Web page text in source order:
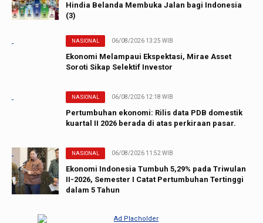
Hindia Belanda Membuka Jalan bagi Indonesia
(3)
NASIONAL 06/08/2026 13:25 WIB
Ekonomi Melampaui Ekspektasi, Mirae Asset
Soroti Sikap Selektif Investor
NASIONAL 06/08/2026 12:18 WIB
Pertumbuhan ekonomi: Rilis data PDB domestik
kuartal II 2026 berada di atas perkiraan pasar.
NASIONAL 06/08/2026 11:52 WIB
Ekonomi Indonesia Tumbuh 5,29% pada Triwulan
II-2026, Semester I Catat Pertumbuhan Tertinggi
dalam 5 Tahun